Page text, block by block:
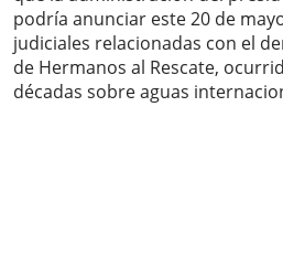
podría anunciar este 20 de
judiciales relacionadas con el
de Hermanos al Rescate,
décadas sobre aguas